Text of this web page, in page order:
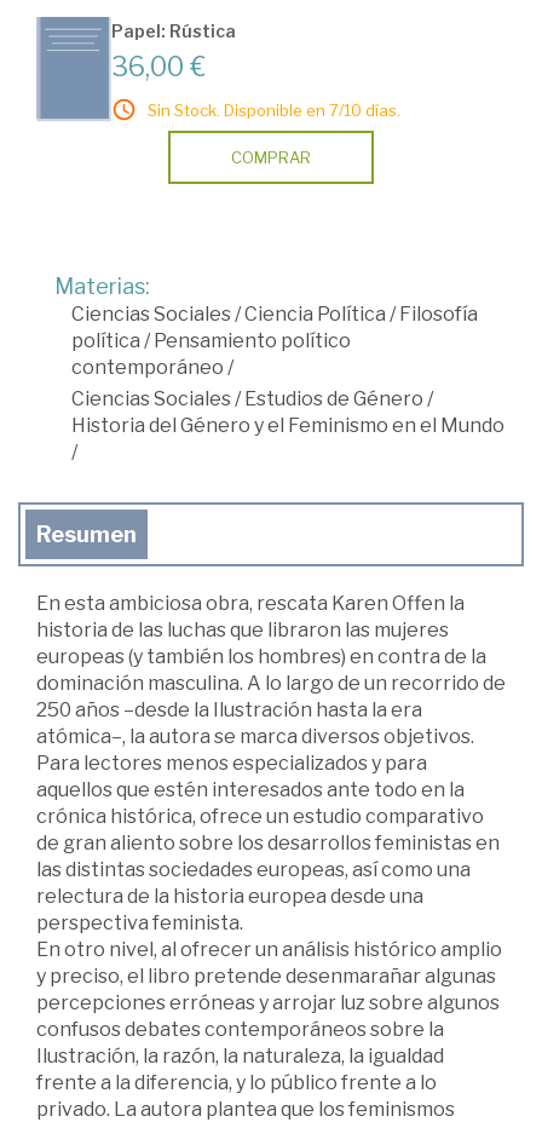
Papel: Rústica
36,00 €
Sin Stock. Disponible en 7/10 días.
COMPRAR
Materias:
Ciencias Sociales /Ciencia Política /Filosofía
política /Pensamiento político
contemporáneo /
Ciencias Sociales /Estudios de Género /
Historia del Género y el Feminismo en el Mundo
/
Resumen
En esta ambiciosa obra, rescata Karen Offen la
historia de las luchas que libraron las mujeres
europeas (y también los hombres) en contra de la
dominación masculina. A lo largo de un recorrido de
250 años –desde la Ilustración hasta la era
atómica–, la autora se marca diversos objetivos.
Para lectores menos especializados y para
aquellos que estén interesados ante todo en la
crónica histórica, ofrece un estudio comparativo
de gran aliento sobre los desarrollos feministas en
las distintas sociedades europeas, así como una
relectura de la historia europea desde una
perspectiva feminista.
En otro nivel, al ofrecer un análisis histórico amplio
y preciso, el libro pretende desenmarañar algunas
percepciones erróneas y arrojar luz sobre algunos
confusos debates contemporáneos sobre la
Ilustración, la razón, la naturaleza, la igualdad
frente a la diferencia, y lo público frente a lo
privado. La autora plantea que los feminismos